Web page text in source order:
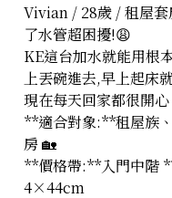
Vivian / 28歲 / 租屋套
了水管超困擾!😩
KE這台加水就能用根
上丟碗進去,早上起床
現在每天回家都很開心
**適合對象:**租屋族
房 🏡
**價格帶:**入門中階
4×44cm